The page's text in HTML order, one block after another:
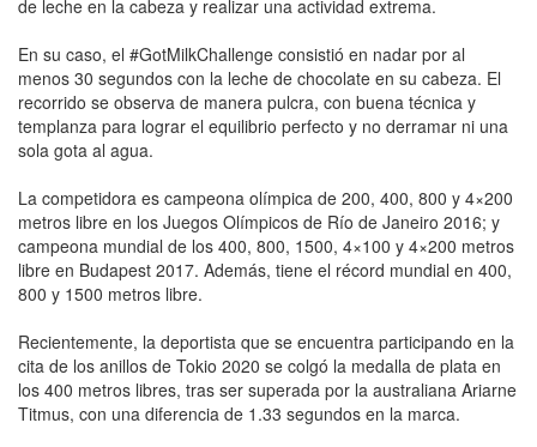
de leche en la cabeza y realizar una actividad extrema.
En su caso, el #GotMilkChallenge consistió en nadar por al
menos 30 segundos con la leche de chocolate en su cabeza. El
recorrido se observa de manera pulcra, con buena técnica y
templanza para lograr el equilibrio perfecto y no derramar ni una
sola gota al agua.
La competidora es campeona olímpica de 200, 400, 800 y 4×200
metros libre en los Juegos Olímpicos de Río de Janeiro 2016; y
campeona mundial de los 400, 800, 1500, 4×100 y 4×200 metros
libre en Budapest 2017. Además, tiene el récord mundial en 400,
800 y 1500 metros libre.
Recientemente, la deportista que se encuentra participando en la
cita de los anillos de Tokio 2020 se colgó la medalla de plata en
los 400 metros libres, tras ser superada por la australiana Ariarne
Titmus, con una diferencia de 1.33 segundos en la marca.